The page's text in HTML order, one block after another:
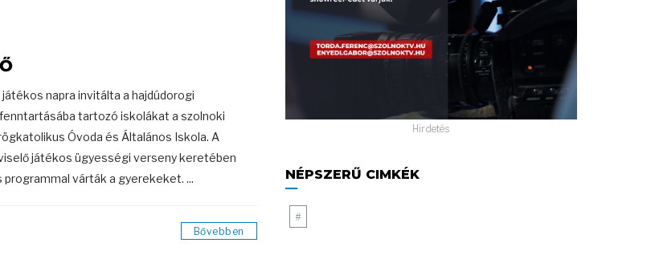
játékos napra invitálta a hajdúdorogi
tartozó iskolákat a szolnoki
Óvoda és Általános Iskola. A
játékos ügyességi verseny keretében
programmal várták a gyerekeket. ...
Bővebben
Hirdetés
NÉPSZERŰ CIMKÉK
#